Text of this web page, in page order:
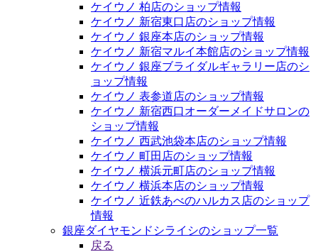
ケイウノ 柏店のショップ情報
ケイウノ 新宿東口店のショップ情報
ケイウノ 銀座本店のショップ情報
ケイウノ 新宿マルイ本館店のショップ情報
ケイウノ 銀座ブライダルギャラリー店のシ
ョップ情報
ケイウノ 表参道店のショップ情報
ケイウノ 新宿西口オーダーメイドサロンの
ショップ情報
ケイウノ 西武池袋本店のショップ情報
ケイウノ 町田店のショップ情報
ケイウノ 横浜元町店のショップ情報
ケイウノ 横浜本店のショップ情報
ケイウノ 近鉄あべのハルカス店のショップ
情報
銀座ダイヤモンドシライシのショップ一覧
戻る